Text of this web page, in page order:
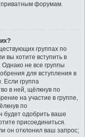
приватным форумам.
группах по
вы хотите вступить в
не все группы
для вступления в
Если группа
в ней, щёлкнув по
на участие в группе,
по
будет одобрить ваше
присоединиться.
он отклонил ваш запрос;